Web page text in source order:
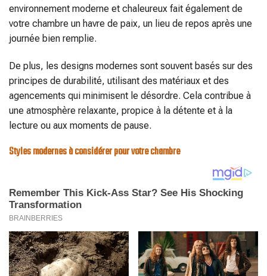
environnement moderne et chaleureux fait également de
votre chambre un havre de paix, un lieu de repos après une
journée bien remplie.
De plus, les designs modernes sont souvent basés sur des
principes de durabilité, utilisant des matériaux et des
agencements qui minimisent le désordre. Cela contribue à
une atmosphère relaxante, propice à la détente et à la
lecture ou aux moments de pause.
Styles modernes à considérer pour votre chambre